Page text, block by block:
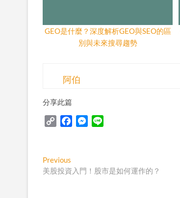
GEO是什麼？深度解析GEO與SEO的區
別與未來搜尋趨勢
阿伯
分享此篇
y
L
b
M
e
Post
navigation
Previous
post:
美股投資入門！股市是如何運作的？